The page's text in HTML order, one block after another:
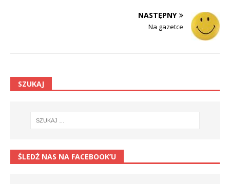
NASTĘPNY
Na gazetce
SZUKAJ
ŚLEDŹ NAS NA FACEBOOK’U